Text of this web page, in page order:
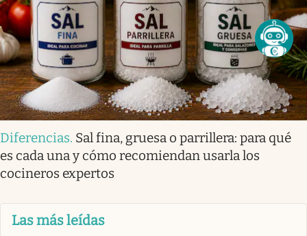
Diferencias. Sal fina, gruesa o parrillera: para qué
es cada una y cómo recomiendan usarla los
cocineros expertos
Las más leídas